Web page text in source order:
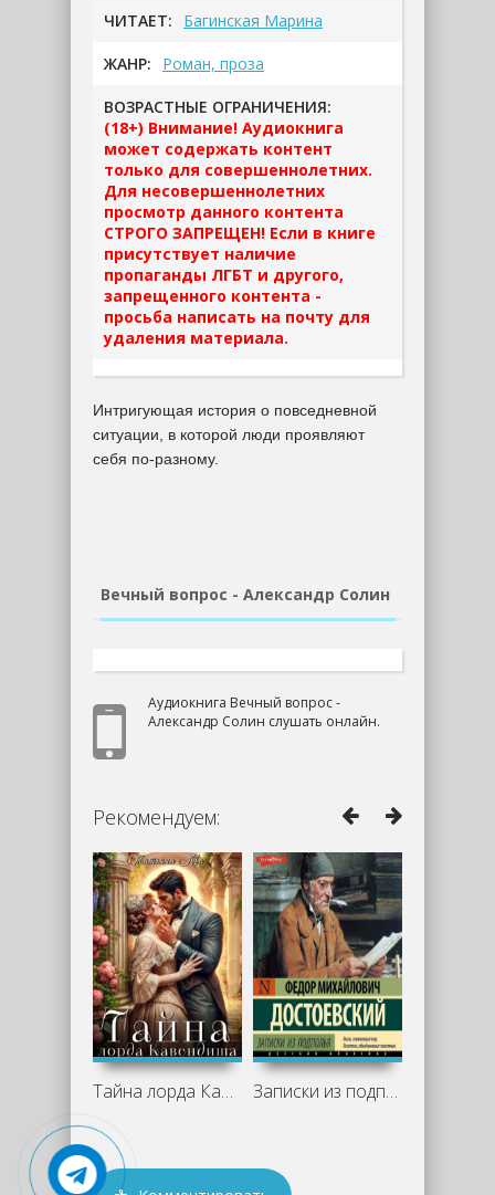
ЧИТАЕТ: Багинская Марина
ЖАНР: Роман, проза
ВОЗРАСТНЫЕ ОГРАНИЧЕНИЯ:
(18+) Внимание! Аудиокнига
может содержать контент
только для совершеннолетних.
Для несовершеннолетних
просмотр данного контента
СТРОГО ЗАПРЕЩЕН! Если в книге
присутствует наличие
пропаганды ЛГБТ и другого,
запрещенного контента -
просьба написать на почту для
удаления материала.
Интригующая история о повседневной
ситуации, в которой люди проявляют
себя по-разному.
Вечный вопрос - Александр Солин
Аудиокнига Вечный вопрос -
Александр Солин слушать онлайн.
Рекомендуем:
Тайна лорда Кавендиша - Татьяна Ма Записки из подполья. Вечный муж. Бобок